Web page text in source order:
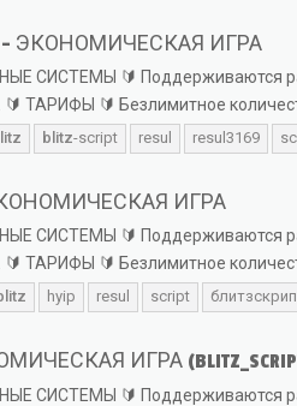
- ЭКОНОМИЧЕСКАЯ ИГРА
СИСТЕМЫ 🔰 Поддерживаются
🔰 ТАРИФЫ 🔰 Безлимитное
blitz-script resul resul3169
ЭКОНОМИЧЕСКАЯ ИГРА
СИСТЕМЫ 🔰 Поддерживаются
🔰 ТАРИФЫ 🔰 Безлимитное
hyip resul script
ИГРА
СИСТЕМЫ 🔰 Поддерживаются